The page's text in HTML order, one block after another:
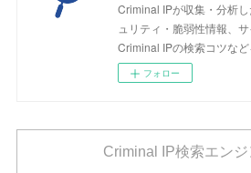
Criminal IPが収集・分析
ュリティ・脆弱性情報、
Criminal IPの検索コツなど
フォロー
Criminal IP検索エン